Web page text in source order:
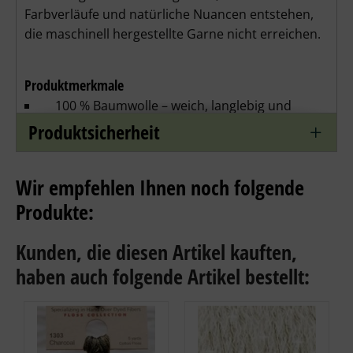
Farbverläufe und natürliche Nuancen entstehen,
die maschinell hergestellte Garne nicht erreichen.
Produktmerkmale
100 % Baumwolle – weich, langlebig und
angenehm zu verarbeiten
Handgefärbt – jeder Strang ein Unikat mit
6-fädig teilbar – ideal für Kreuzstich, Stickerei,
Quilting und Handarbeiten
Große Farbauswahl – von zarten Pastelltönen
bis zu kräftigen Akzenten
zu minimieren
Produktsicherheit
Wir empfehlen Ihnen noch folgende
Produkte:
Kunden, die diesen Artikel kauften,
haben auch folgende Artikel bestellt: